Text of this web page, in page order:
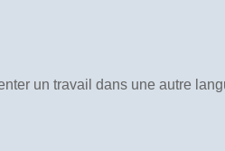
un travail dans une autre